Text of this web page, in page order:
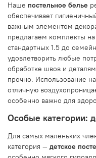
Наше постельное белье
обеспечивает
важным элементом
предлагаем комплекты
стандартных 1.5 до
удовлетворить любые
обработке швов и
прочно. Использование
отличную
особенно важно для
Особые категории:
Для самых маленьких
категория — детское